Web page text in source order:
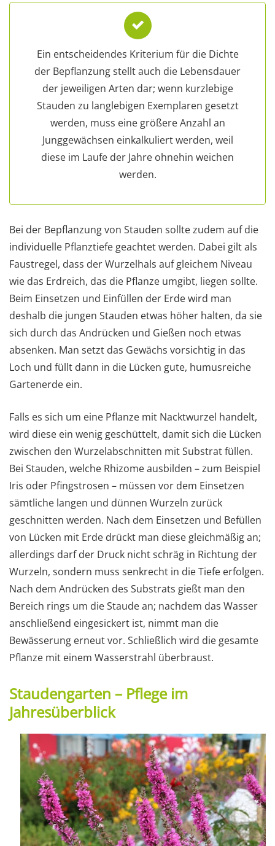
Ein entscheidendes Kriterium für die Dichte
der Bepflanzung stellt auch die Lebensdauer
der jeweiligen Arten dar; wenn kurzlebige
Stauden zu langlebigen Exemplaren gesetzt
werden, muss eine größere Anzahl an
Junggewächsen einkalkuliert werden, weil
diese im Laufe der Jahre ohnehin weichen
werden.
Bei der Bepflanzung von Stauden sollte zudem auf die
individuelle Pflanztiefe geachtet werden. Dabei gilt als
Faustregel, dass der Wurzelhals auf gleichem Niveau
wie das Erdreich, das die Pflanze umgibt, liegen sollte.
Beim Einsetzen und Einfüllen der Erde wird man
deshalb die jungen Stauden etwas höher halten, da sie
sich durch das Andrücken und Gießen noch etwas
absenken. Man setzt das Gewächs vorsichtig in das
Loch und füllt dann in die Lücken gute, humusreiche
Gartenerde ein.
Falls es sich um eine Pflanze mit Nacktwurzel handelt,
wird diese ein wenig geschüttelt, damit sich die Lücken
zwischen den Wurzelabschnitten mit Substrat füllen.
Bei Stauden, welche Rhizome ausbilden – zum Beispiel
Iris oder Pfingstrosen – müssen vor dem Einsetzen
sämtliche langen und dünnen Wurzeln zurück
geschnitten werden. Nach dem Einsetzen und Befüllen
von Lücken mit Erde drückt man diese gleichmäßig an;
allerdings darf der Druck nicht schräg in Richtung der
Wurzeln, sondern muss senkrecht in die Tiefe erfolgen.
Nach dem Andrücken des Substrats gießt man den
Bereich rings um die Staude an; nachdem das Wasser
anschließend eingesickert ist, nimmt man die
Bewässerung erneut vor. Schließlich wird die gesamte
Pflanze mit einem Wasserstrahl überbraust.
Staudengarten – Pflege im
Jahresüberblick